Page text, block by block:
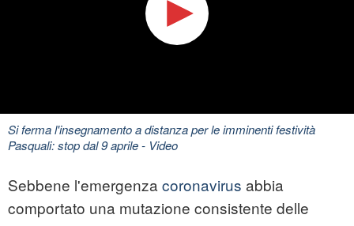
Si ferma l'insegnamento a distanza per le imminenti festività
Pasquali: stop dal 9 aprile- Video
Sebbene l'emergenza coronavirus abbia
comportato una mutazione consistente delle